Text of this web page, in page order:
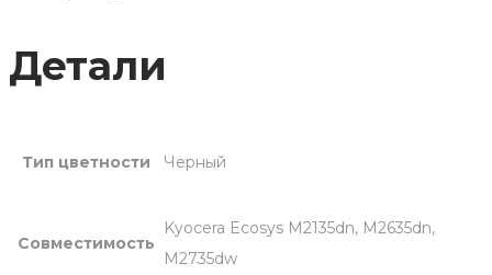
Детали
Тип цветности Черный
Совместимость
Kyocera Ecosys M2135dn, M2635dn,
M2735dw